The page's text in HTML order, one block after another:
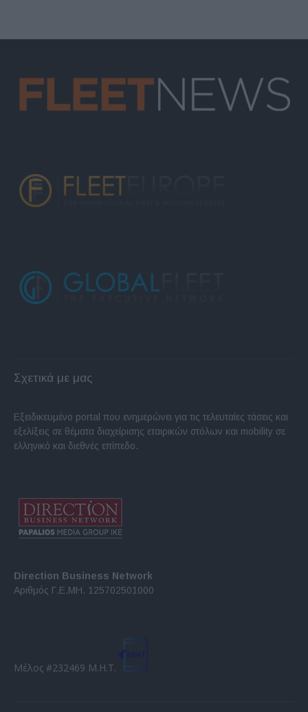
Σχετικά με μας
Εξειδικευμένο portal που ενημερώνει για τις τελευταίες τάσεις και
εξελίξεις σε θέματα διαχείρισης εταιρικών στόλων και mobility σε
ελληνικό και διεθνές επίπεδο.
Direction Business Network
Αριθμός Γ.Ε.ΜΗ. 125702501000
Μέλος #232469 Μ.Η.Τ.